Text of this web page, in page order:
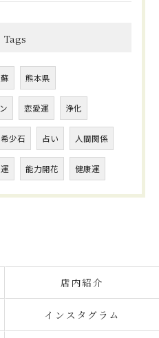
Tags
熊本県
恋愛運 浄化
希少石 占い 人間関係
能力開花 健康運
店内紹介
インスタグラム